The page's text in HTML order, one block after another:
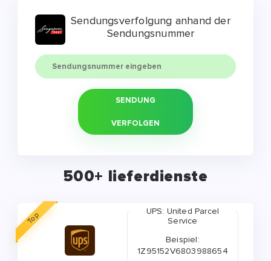
Sendungsverfolgung anhand der
Sendungsnummer
SENDUNG
VERFOLGEN
500+ lieferdienste
Top
UPS: United Parcel
Service
Beispiel:
1Z95152V6803988654